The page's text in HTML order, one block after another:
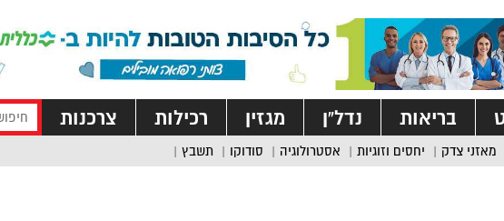
בריאות נדל”ן מגזין רכילות צרכנות
מאזני צדק יחסים וזוגיות אסטרולוגיה סודוקו תשבץ